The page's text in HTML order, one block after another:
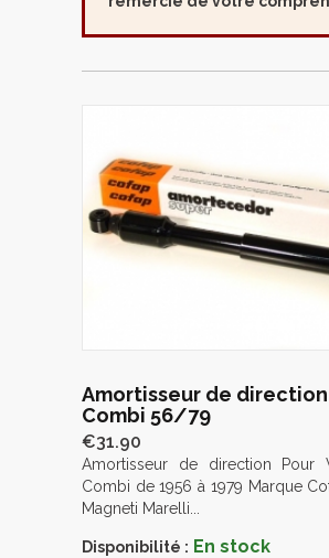
Amortisseur de
Combi 56/79
€31.90
Amortisseur de direction Pour
Combi de 1956 à 1979 Marque
Magneti Marelli...
Disponibilité : En stock